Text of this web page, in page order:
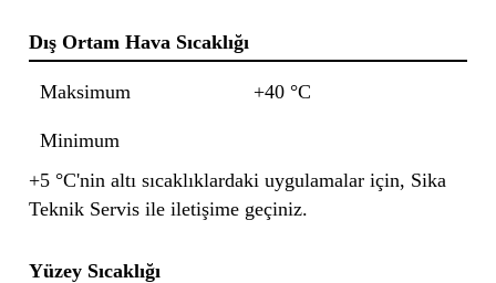
Dış Ortam Hava Sıcaklığı
Maksimum +40 °C
Minimum
+5 °C'nin altı sıcaklıklardaki uygulamalar için, Sika
Teknik Servis ile iletişime geçiniz.
Yüzey Sıcaklığı